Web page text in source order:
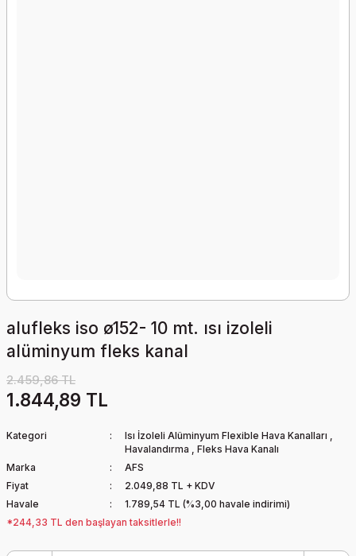
alufleks iso ø152- 10 mt. ısı izoleli
alüminyum fleks kanal
2.459,86 TL
1.844,89 TL
Kategori Isı İzoleli Alüminyum Flexible Hava Kanalları ,
Havalandırma , Fleks Hava Kanalı
Marka
AFS
Fiyat
2.049,88 TL + KDV
Havale
1.789,54 TL (%3,00 havale indirimi)
*244,33 TL den başlayan taksitlerle!!